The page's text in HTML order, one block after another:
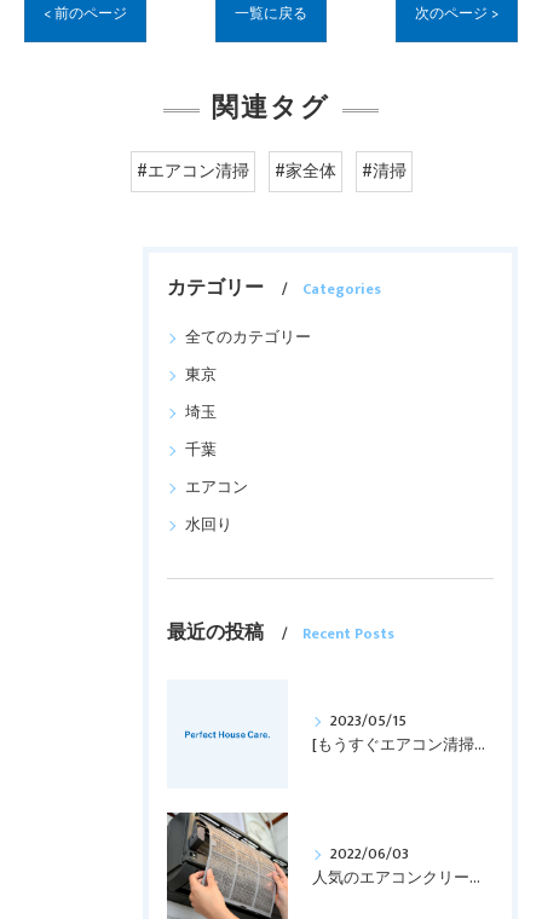
< 前のページ 一覧に戻る 次のページ >
関連タグ
#エアコン清掃 #家全体 #清掃
カテゴリー
Categories
全てのカテゴリー
東京
埼玉
千葉
エアコン
水回り
最近の投稿 Recent Posts
2023/05/15
[もうすぐエアコン清掃の時期！！]
2022/06/03
人気のエアコンクリーニング！！